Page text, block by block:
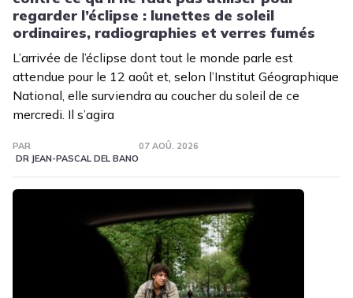
regarder l’éclipse : lunettes de soleil
ordinaires, radiographies et verres fumés
L’arrivée de l’éclipse dont tout le monde parle est
attendue pour le 12 août et, selon l’Institut Géographique
National, elle surviendra au coucher du soleil de ce
mercredi. Il s’agira
PAR
DR JEAN-PASCAL DEL BANO
07 AOÛ. 2026